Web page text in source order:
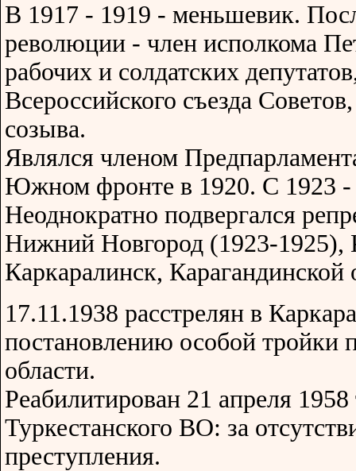
В 1917 - 1919 - меньшевик.
революции - член исполкома
рабочих и солдатских
Всероссийского съезда
созыва.
Являлся членом
Южном фронте в 1920. С 1923 -
Неоднократно подвергался
Нижний Новгород (1923-1925),
Каркаралинск, Карагандинской
17.11.1938 расстрелян в
постановлению особой тройки
области.
Реабилитирован 21 апреля
Туркестанского ВО: за
преступления.